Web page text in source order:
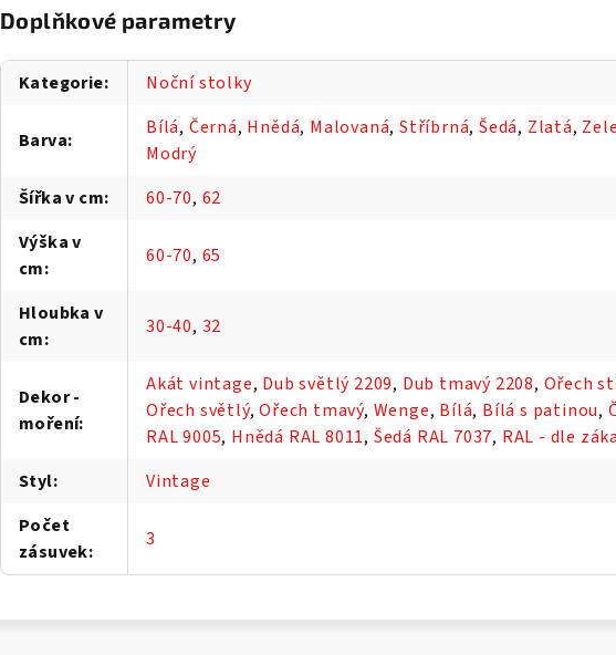
Doplňkové parametry
Kategorie: Noční stolky
Barva:
Bílá, Černá, Hnědá, Malovaná,Stříbrná,Šedá, Zlatá,
Modrý
Šířka v cm: 60-70, 62
Výška v
cm:
60-70, 65
Hloubka v
cm:
30-40, 32
Dekor -
moření:
Akát vintage, Dub světlý 2209, Dub tmavý 2208, Ořech
Ořech světlý,Ořech tmavý, Wenge, Bílá, Bílá s patinou,
RAL 9005, Hnědá RAL 8011, Šedá RAL 7037, RAL - dle
Styl:
Vintage
Počet
zásuvek:
3